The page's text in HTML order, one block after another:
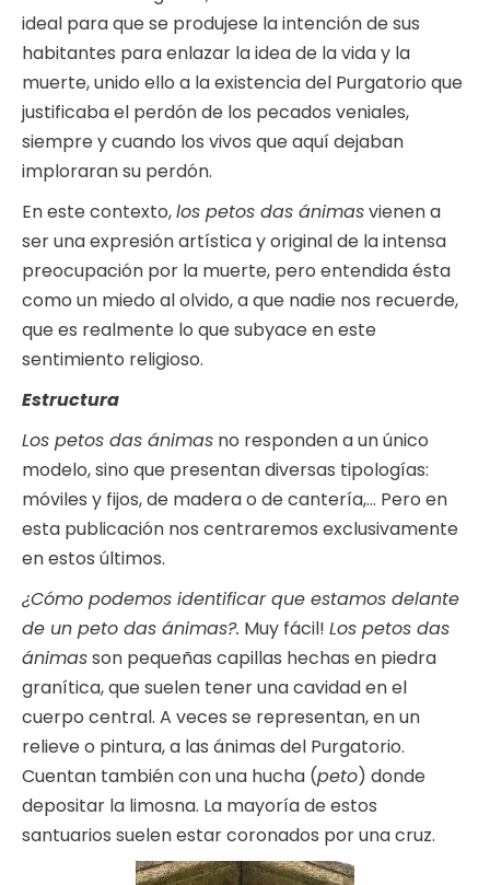
ideal para que se produjese la intención de sus
habitantes para enlazar la idea de la vida y la
muerte, unido ello a la existencia del Purgatorio que
justificaba el perdón de los pecados veniales,
siempre y cuando los vivos que aquí dejaban
imploraran su perdón.
En este contexto,los petos das ánimasvienen a
ser una expresión artística y original de la intensa
preocupación por la muerte, pero entendida ésta
como un miedo al olvido, a que nadie nos recuerde,
que es realmente lo que subyace en este
sentimiento religioso.
Estructura
Los petos das ánimas no responden a un único
modelo, sino que presentan diversas tipologías:
móviles y fijos, de madera o de cantería,… Pero en
esta publicación nos centraremos exclusivamente
en estos últimos.
¿Cómo podemos identificar que estamos delante
de un peto das ánimas?. Muy fácil! Los petos das
ánimasson pequeñas capillas hechas en piedra
granítica, que suelen tener una cavidad en el
cuerpo central. A veces se representan, en un
relieve o pintura, a las ánimas del Purgatorio.
Cuentan también con una hucha (peto) donde
depositar la limosna. La mayoría de estos
santuarios suelen estar coronados por una cruz.